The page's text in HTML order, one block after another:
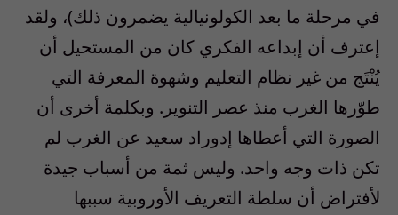
في مرحلة ما بعد الكولونيالية يضمرون ذلك)، ولقد
إعترف أن إبداعه الفكري كان من المستحيل أن
يُنْتَج من غير نظام التعليم وشهوة المعرفة التي
طوّرها الغرب منذ عصر التنوير. وبكلمة أخرى أن
الصورة التي أعطاها إدوراد سعيد عن الغرب لم
تكن ذات وجه واحد. وليس ثمة من أسباب جيدة
لأفتراض أن سلطة التعريف الأوروبية سببها